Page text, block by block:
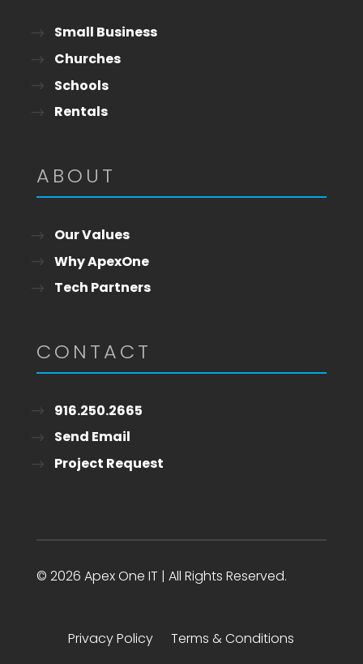
Small Business
Churches
Schools
Rentals
ABOUT
Our Values
Why ApexOne
Tech Partners
CONTACT
916.250.2665
Send Email
Project Request
© 2026 Apex One IT | All Rights Reserved.
Privacy Policy Terms & Conditions